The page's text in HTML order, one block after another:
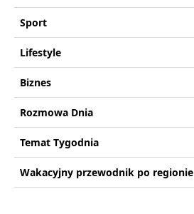
Sport
Lifestyle
Biznes
Rozmowa Dnia
Temat Tygodnia
Wakacyjny przewodnik po regionie